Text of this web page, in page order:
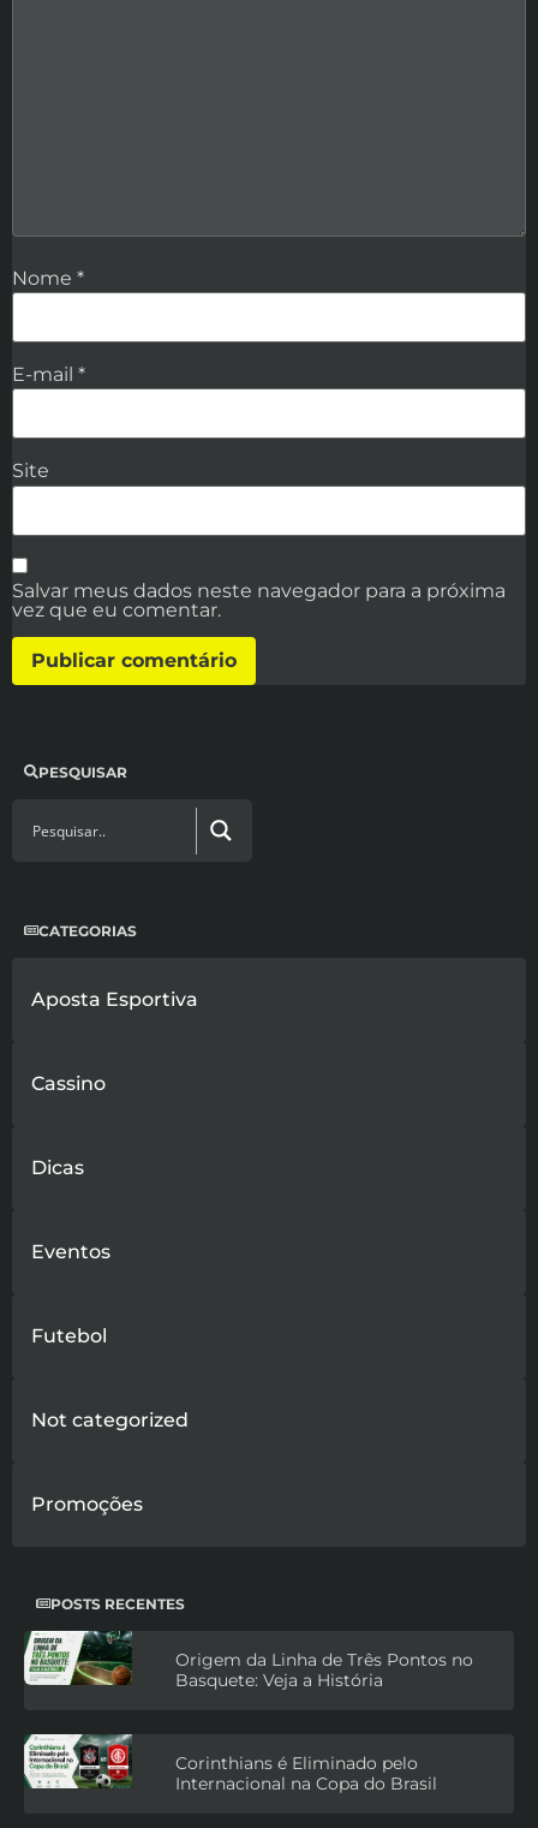
PESQUISAR
CATEGORIAS
Aposta Esportiva
Cassino
Dicas
Eventos
Futebol
Not categorized
Promoções
POSTS RECENTES
Origem da Linha de Três Pontos no
Basquete: Veja a História
Corinthians é Eliminado pelo
Internacional na Copa do Brasil
Nome *
E-mail *
Site
Salvar meus dados neste navegador para a próxima
vez que eu comentar.